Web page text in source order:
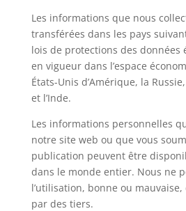
Les informations que nous
transférées dans les pays
lois de protections des données
en vigueur dans l’espace
États-Unis d’Amérique, la
et l’Inde.
Les informations personnelles
notre site web ou que vous
publication peuvent être
dans le monde entier. Nous ne
l’utilisation, bonne ou
par des tiers.